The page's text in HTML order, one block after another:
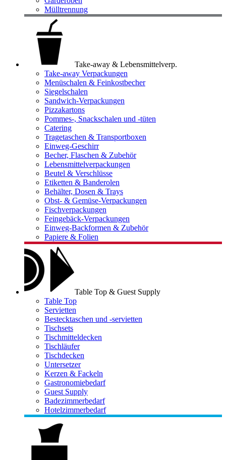
Mülltrennung
Take-away & Lebensmittelverp.
Take-away Verpackungen
Menüschalen & Feinkostbecher
Siegelschalen
Sandwich-Verpackungen
Pizzakartons
Pommes-, Snackschalen und -tüten
Catering
Tragetaschen & Transportboxen
Einweg-Geschirr
Becher, Flaschen & Zubehör
Lebensmittelverpackungen
Beutel & Verschlüsse
Etiketten & Banderolen
Behälter, Dosen & Trays
Obst- & Gemüse-Verpackungen
Fischverpackungen
Feingebäck-Verpackungen
Einweg-Backformen & Zubehör
Papiere & Folien
Table Top & Guest Supply
Table Top
Servietten
Bestecktaschen und -servietten
Tischsets
Tischmitteldecken
Tischläufer
Tischdecken
Untersetzer
Kerzen & Fackeln
Gastronomiebedarf
Guest Supply
Badezimmerbedarf
Hotelzimmerbedarf